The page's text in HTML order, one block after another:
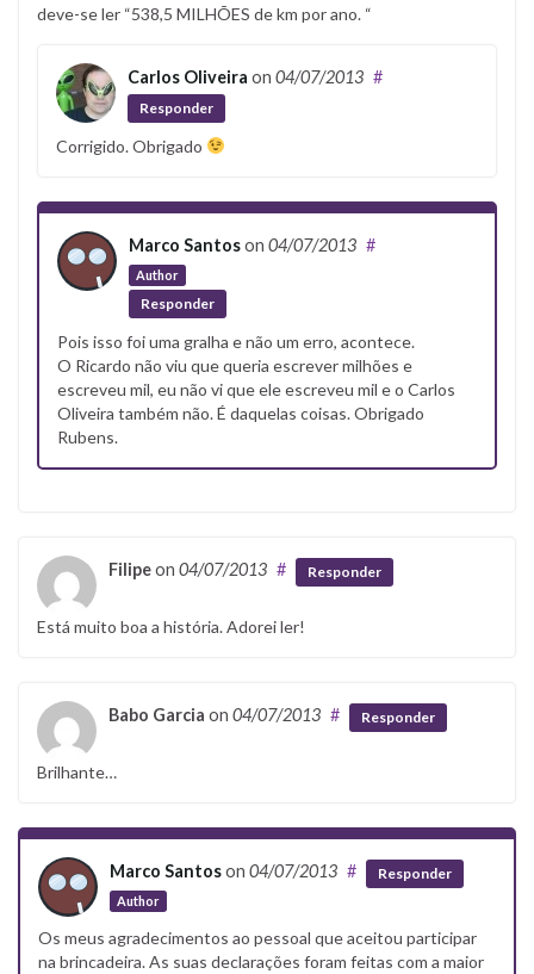
deve-se ler “538,5 MILHÕES de km por ano. “
Carlos Oliveira on 04/07/2013 #
Responder
Corrigido. Obrigado
Marco Santoson 04/07/2013
Author
#
Responder
Pois isso foi uma gralha e não um erro, acontece.
O Ricardo não viu que queria escrever milhões e
escreveu mil, eu não vi que ele escreveu mil e o Carlos
Oliveira também não. É daquelas coisas. Obrigado
Rubens.
Filipeon 04/07/2013 # Responder
Está muito boa a história. Adorei ler!
Babo Garcia on 04/07/2013 # Responder
Brilhante…
Marco Santoson 04/07/2013
Author
# Responder
Os meus agradecimentos ao pessoal que aceitou participar
na brincadeira. As suas declarações foram feitas com a maior